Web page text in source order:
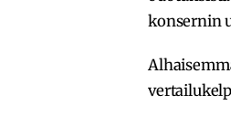
konsernin